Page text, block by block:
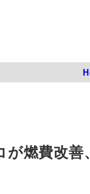
燃費改